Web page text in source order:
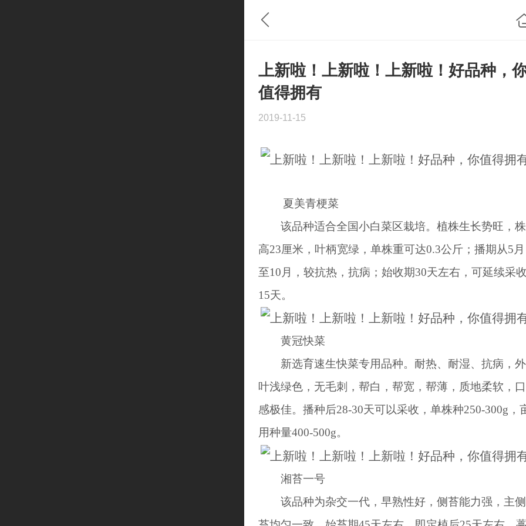
上新啦！上新啦！上新啦！好品种，
值得拥有
2019-11-15
夏美青梗菜
该品种适合全国小白菜区栽培。植株生长势旺，株
高23厘米，叶柄宽绿，单株重可达0.3公斤；播期从5月
至10月，较抗热，抗病；始收期30天左右，可延续采
15天。
黄冠快菜
新选育速生快菜专用品种。耐热、耐湿、抗病，外
叶浅绿色，无毛刺，帮白，帮宽，帮薄，质地柔软，口
感极佳。播种后28-30天可以采收，单株种250-300g，
用种量400-500g。
湘苔一号
该品种为杂交一代，早熟性好，侧苔能力强，主侧